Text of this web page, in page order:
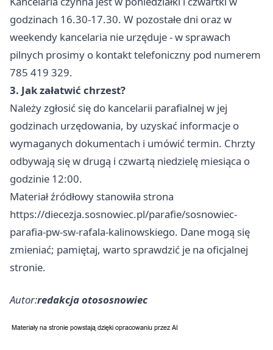
godzinach 16.30-17.30. W pozostałe dni oraz w
weekendy kancelaria nie urzęduje - w sprawach
pilnych prosimy o kontakt telefoniczny pod numerem
785 419 329.
3. Jak załatwić chrzest?
Należy zgłosić się do kancelarii parafialnej w jej
godzinach urzędowania, by uzyskać informacje o
wymaganych dokumentach i umówić termin. Chrzty
odbywają się w drugą i czwartą niedzielę miesiąca o
godzinie 12:00.
Materiał źródłowy stanowiła strona
https://diecezja.sosnowiec.pl/parafie/sosnowiec-
parafia-pw-sw-rafala-kalinowskiego. Dane mogą się
zmieniać; pamiętaj, warto sprawdzić je na oficjalnej
stronie.
Autor:redakcja otososnowiec